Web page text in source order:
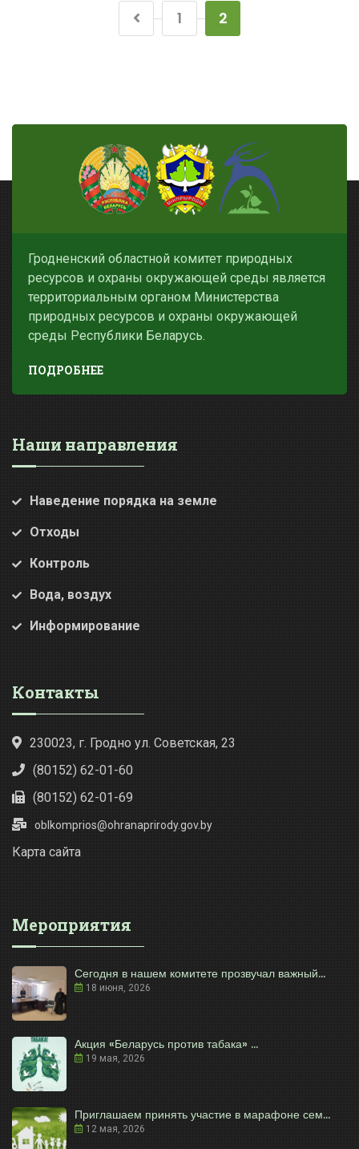
1 2
Гродненский областной комитет природных
ресурсов и охраны окружающей среды является
территориальным органом Министерства
природных ресурсов и охраны окружающей
среды Республики Беларусь.
ПОДРОБНЕЕ
Наши направления
Наведение порядка на земле
Отходы
Контроль
Вода, воздух
Информирование
Контакты
230023, г. Гродно ул. Советская, 23
(80152) 62-01-60
(80152) 62-01-69
oblkomprios@ohranaprirody.gov.by
Карта сайта
Мероприятия
Сегодня в нашем комитете прозвучал важный...
18 июня, 2026
Акция «Беларусь против табака» ...
19 мая, 2026
Приглашаем принять участие в марафоне сем...
12 мая, 2026